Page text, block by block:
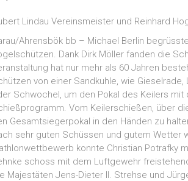
Lindau Vereinsmeister und Reinhard
Ahrensbök bb – Michael Berlin
Dank Dirk Möller fanden die
hat nur mehr als 60 Jahren
von einer Sandkuhle, wie Gieselrade,
Schwochel, um den Pokal des Keilers
Vom Keilerschießen, über
Gesamtsiegerpokal in den Händen zu
sehr guten Schüssen und gutem Wetter
konnte Christian Potrafky
schoss mit dem Luftgewehr
Majestäten Jens-Dieter II. Strehse und